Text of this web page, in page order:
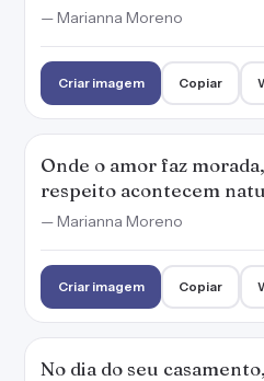
— Marianna Moreno
Criar imagem Copiar
Onde o amor faz
respeito acontecem
— Marianna Moreno
Criar imagem Copiar
No dia do seu